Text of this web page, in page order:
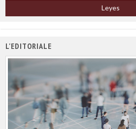
Leyes
L'EDITORIALE